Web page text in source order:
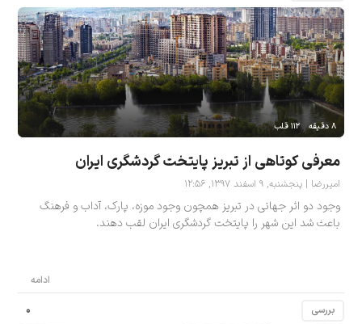
معرفی کوتاهی از تبریز پایتخت گردشگری ایران
امیررضا | پنجشنبه, ۹ اسفند ۱۳۹۷, ۱۲:۵۶
وجود دو اثر جهانی در تبریز همچون وجود موزه، پارک، آداب و فرهنگ
باعث شد این شهر را پایتخت گردشگری ایران لقب دهند.
ادامه
۸ دقیقه ۱۱۲ قلب
بررسی ۰